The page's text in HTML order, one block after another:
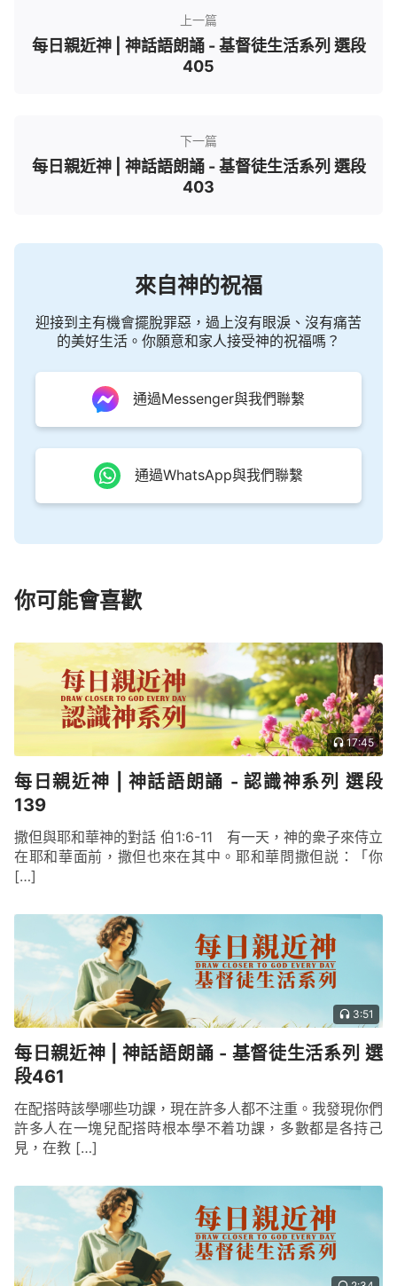
上一篇
每日親近神 | 神話語朗誦 - 基督徒生活系列 選段
405
下一篇
每日親近神 | 神話語朗誦 - 基督徒生活系列 選段
403
來自神的祝福
迎接到主有機會擺脫罪惡，過上沒有眼淚、沒有痛苦
的美好生活。你願意和家人接受神的祝福嗎？
通過Messenger與我們聯繫
通過WhatsApp與我們聯繫
你可能會喜歡
17:45
每日親近神 | 神話語朗誦 - 認識神系列 選段
139
撒但與耶和華神的對話 伯1:6-11 有一天，神的衆子來侍立
在耶和華面前，撒但也來在其中。耶和華問撒但説：「你
[…]
3:51
每日親近神 | 神話語朗誦 - 基督徒生活系列 選
段461
在配搭時該學哪些功課，現在許多人都不注重。我發現你們
許多人在一塊兒配搭時根本學不着功課，多數都是各持己
見，在教 […]